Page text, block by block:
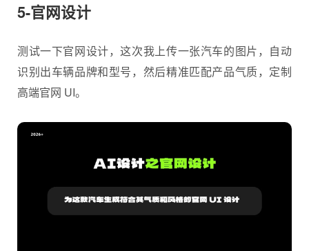
5-官网设计
测试一下官网设计，这次我上传一张汽车的图片，自动
识别出车辆品牌和型号，然后精准匹配产品气质，定制
高端官网 UI。